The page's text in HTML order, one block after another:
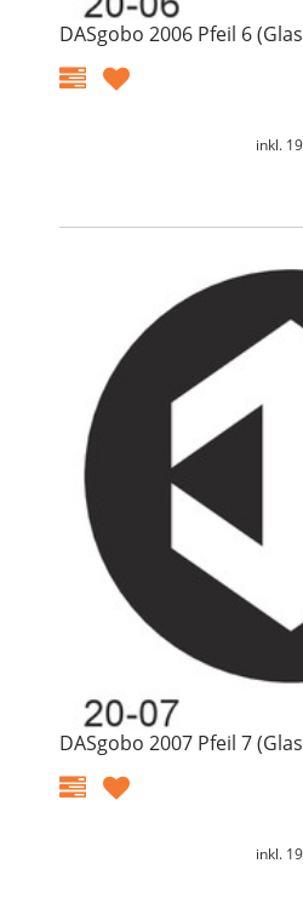
DASgobo 2006 Pfeil 6
inkl.
DASgobo 2007 Pfeil 7
inkl.